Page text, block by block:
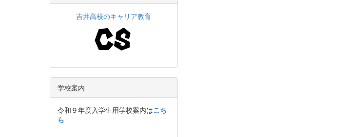
吉井高校のキャリア教育
学校案内
令和９年度入学生用学校案内はこち
ら